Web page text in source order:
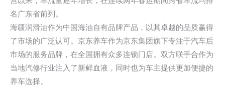
名广东省前列。
海疆润滑油作为中国海油自有品牌产品，以其卓越的品质赢得
了市场的广泛认可。京东养车作为京东集团旗下专注于汽车后
市场的服务品牌，在全国拥有众多连锁门店。双方联手合作为
当地汽修行业注入了新鲜血液，同时也为车主提供更加便捷的
养车选择。